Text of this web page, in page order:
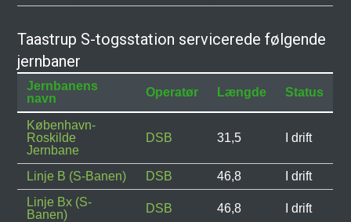
Taastrup S-togsstation servicerede følgende
jernbaner
Jernbanens
navn
Operatør Længde Status
København-
Roskilde
Jernbane
DSB 31,5 I drift
Linje B (S-Banen) DSB 46,8
I drift
Linje Bx (S-
Banen)
DSB 46,8 I drift